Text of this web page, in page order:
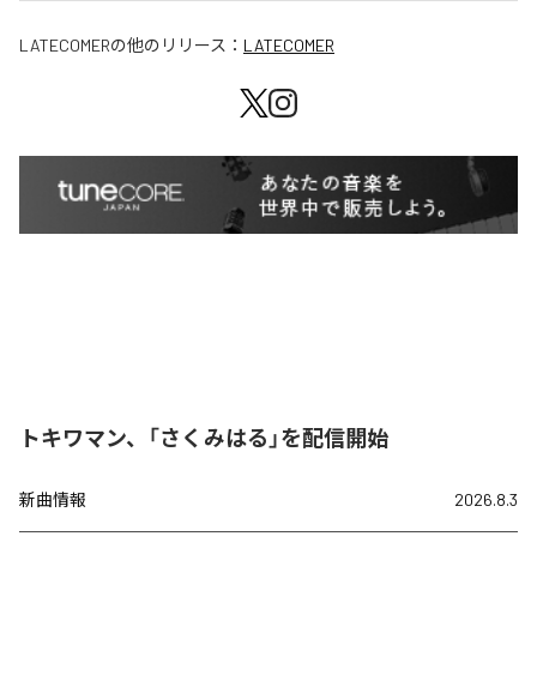
LATECOMERの他のリリース： LATECOMER
トキワマン、「さくみはる」を配信開始
新曲情報 2026.8.3